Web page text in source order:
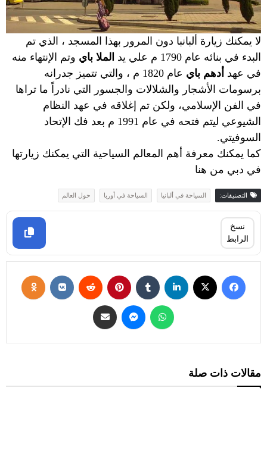
لا يمكنك زيارة ألبانبا دون المرور بهذا المسجد ، الذي تم
البدء في بنائه عام 1790 م علي يد
الملا باي وتم الإنتهاء منه
في عهد أدهم باي
عام 1820 م ، والتي تتميز جدرانه
برسومات الأشجار والشلالات والجسور التي نادراً ما تراها
في الفن الإسلامي، ولكن تم إغلاقه في عهد النظام
الشيوعي ليتم فتحه في عام 1991 م بعد فك الإتحاد
السوفيتي.
كما يمكنك معرفة أهم المعالم السياحية التي يمكنك زيارتها
في دبي من هنا
التصنيفات: السياحة في ألبانيا السياحة في أوربا حول العالم
نسخ
الرابط
مقالات ذات صلة